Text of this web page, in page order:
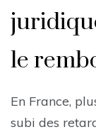
le
En France,
subi des